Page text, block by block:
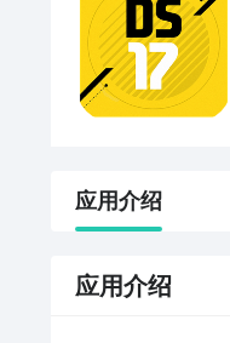
应用介绍
应用介绍